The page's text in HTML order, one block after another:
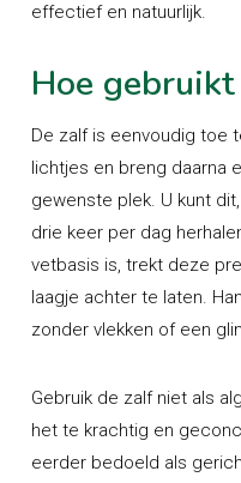
effectief en natuurlijk.
Hoe
De zalf is eenvoudig toe
lichtjes en breng daarna
gewenste plek. U kunt
drie keer per dag
vetbasis is, trekt deze
laagje achter te laten.
zonder vlekken of een
Gebruik de zalf niet als
het te krachtig en
eerder bedoeld als